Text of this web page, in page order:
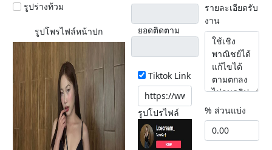
รูปร่างท้วม
รูปโพรไฟล์หน้าปก ยอดติดตาม
Tiktok Link
รูปโปรไฟล์
รายละเอียดรับ
งาน
% ส่วนแบ่ง